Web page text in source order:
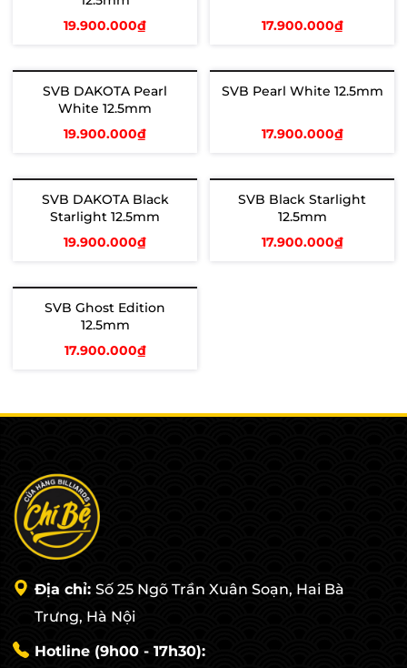
19.900.000₫
17.900.000₫
Hết hàng
SVB DAKOTA Pearl
White 12.5mm
19.900.000₫
Hết hàng
SVB Pearl White 12.5mm
17.900.000₫
SVB DAKOTA Black
Starlight 12.5mm
19.900.000₫
SVB Black Starlight
12.5mm
17.900.000₫
SVB Ghost Edition
12.5mm
17.900.000₫
Địa chỉ: Số 25 Ngõ Trần Xuân Soạn, Hai Bà
Trưng, Hà Nội
Hotline (9h00 - 17h30):